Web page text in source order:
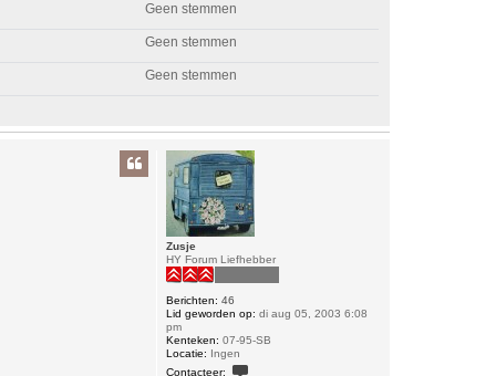
Geen stemmen
Geen stemmen
Geen stemmen
Zusje
HY Forum Liefhebber
Berichten: 46
Lid geworden op: di aug 05, 2003 6:08
pm
Kenteken: 07-95-SB
Locatie: Ingen
Contacteer: